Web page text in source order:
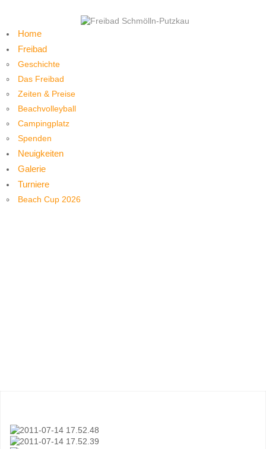
Home
Freibad
Geschichte
Das Freibad
Zeiten & Preise
Beachvolleyball
Campingplatz
Spenden
Neuigkeiten
Galerie
Turniere
Beach Cup 2026